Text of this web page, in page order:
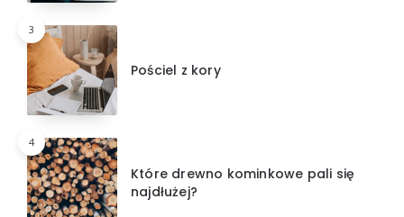
3
Pościel z kory
4
Które drewno kominkowe pali się
najdłużej?